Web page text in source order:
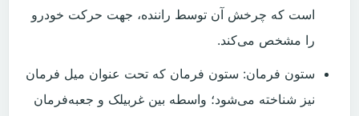
است که چرخش آن توسط راننده، جهت حرکت خودرو
را مشخص می‌کند.
ستون فرمان: ستون فرمان که تحت عنوان میل فرمان
نیز شناخته می‌شود؛ واسطه بین غربیلک و جعبه‌فرمان